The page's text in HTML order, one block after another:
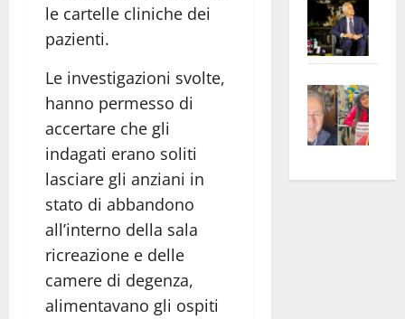
le cartelle cliniche dei
pazienti.
Le investigazioni svolte,
hanno permesso di
accertare che gli
indagati erano soliti
lasciare gli anziani in
stato di abbandono
all’interno della sala
ricreazione e delle
camere di degenza,
alimentavano gli ospiti
euro
apre